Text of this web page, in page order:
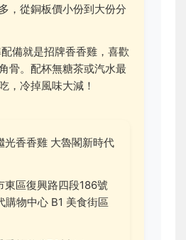
，從銅板價小份到大份分
備就是招牌香香雞，喜歡
骨。配杯無糖茶或汽水最
，冷掉風味大減！
光香香雞 大魯閣新時代
東區復興路四段186號
購物中心 B1 美食街區